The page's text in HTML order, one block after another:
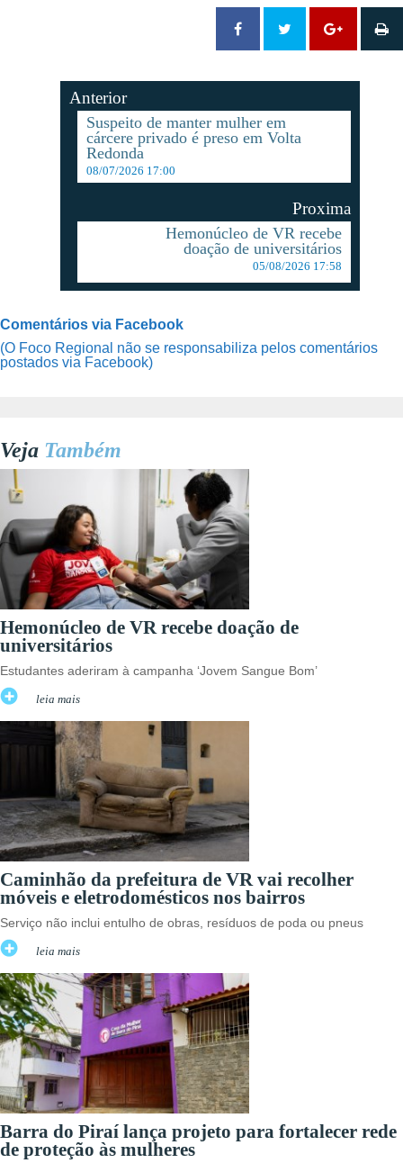
Anterior
Suspeito de manter mulher em
cárcere privado é preso em Volta
Redonda
08/07/2026 17:00
Proxima
Hemonúcleo de VR recebe
doação de universitários
05/08/2026 17:58
Comentários via Facebook
(O Foco Regional não se responsabiliza pelos comentários
postados via Facebook)
Veja Também
Hemonúcleo de VR recebe doação de
universitários
Estudantes aderiram à campanha ‘Jovem Sangue Bom’
leia mais
Caminhão da prefeitura de VR vai recolher
móveis e eletrodomésticos nos bairros
Serviço não inclui entulho de obras, resíduos de poda ou pneus
leia mais
Barra do Piraí lança projeto para fortalecer rede
de proteção às mulheres